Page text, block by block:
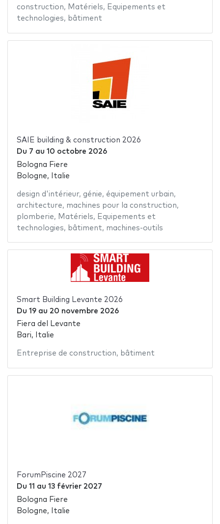
construction, Matériels, Equipements et
technologies, bâtiment
SAIE building & construction 2026
Du 7 au 10 octobre 2026
Bologna Fiere
Bologne, Italie
design d'intérieur, génie, équipement urbain,
architecture, machines pour la construction,
plomberie, Matériels, Equipements et
technologies, bâtiment, machines-outils
Smart Building Levante 2026
Du 19au 20 novembre 2026
Fiera del Levante
Bari, Italie
Entreprise de construction, bâtiment
ForumPiscine 2027
Du 11 au 13 février 2027
Bologna Fiere
Bologne, Italie